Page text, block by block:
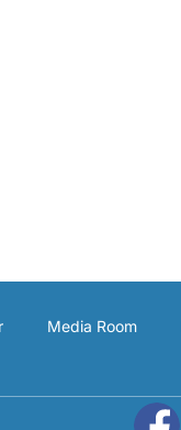
Media Room